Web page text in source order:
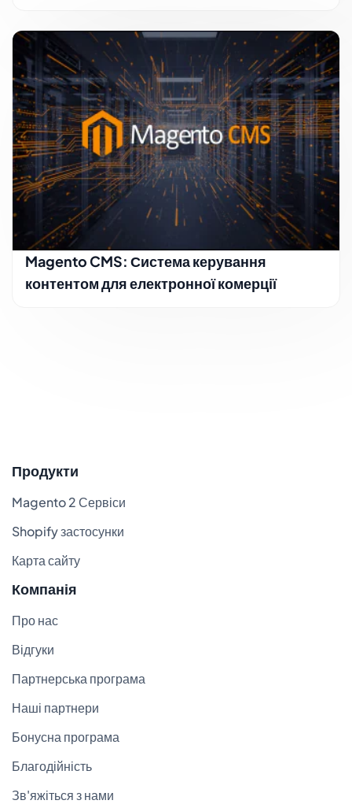
Magento CMS: Система керування
контентом для електронної комерції
Продукти
Magento 2 Сервіси
Shopify застосунки
Карта сайту
Компанія
Про нас
Відгуки
Партнерська програма
Наші партнери
Бонусна програма
Благодійність
Зв'яжіться з нами